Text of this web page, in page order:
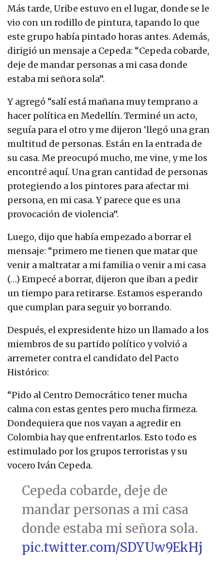
Más tarde, Uribe estuvo en el lugar, donde se le
vio con un rodillo de pintura, tapando lo que
este grupo había pintado horas antes. Además,
dirigió un mensaje a Cepeda: “Cepeda cobarde,
deje de mandar personas a mi casa donde
estaba mi señora sola”.
Y agregó “salí está mañana muy temprano a
hacer política en Medellín. Terminé un acto,
seguía para el otro y me dijeron ‘llegó una gran
multitud de personas. Están en la entrada de
su casa. Me preocupó mucho, me vine, y me los
encontré aquí. Una gran cantidad de personas
protegiendo a los pintores para afectar mi
persona, en mi casa. Y parece que es una
provocación de violencia”.
Luego, dijo que había empezado a borrar el
mensaje: “primero me tienen que matar que
venir a maltratar a mi familia o venir a mi casa
(…) Empecé a borrar, dijeron que iban a pedir
un tiempo para retirarse. Estamos esperando
que cumplan para seguir yo borrando.
Después, el expresidente hizo un llamado a los
miembros de su partido político y volvió a
arremeter contra el candidato del Pacto
Histórico:
“Pido al Centro Democrático tener mucha
calma con estas gentes pero mucha firmeza.
Dondequiera que nos vayan a agredir en
Colombia hay que enfrentarlos. Esto todo es
estimulado por los grupos terroristas y su
vocero Iván Cepeda.
Cepeda cobarde, deje de
mandar personas a mi casa
donde estaba mi señora sola.
pic.twitter.com/SDYUw9EkHj